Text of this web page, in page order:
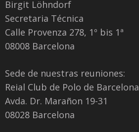
Birgit Löhndorf
Secretaria Técnica
Calle Provenza 278, 1º bis 1ª
08008 Barcelona
Sede de nuestras reuniones:
Reial Club de Polo de Barcelona
Avda. Dr. Marañon 19-31
08028 Barcelona